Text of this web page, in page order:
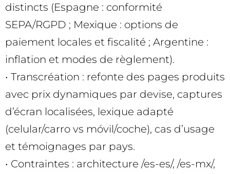
distincts (Espagne : conformité
SEPA/RGPD ; Mexique : options de
paiement locales et fiscalité ; Argentine :
inflation et modes de règlement).
• Transcréation : refonte des pages produits
avec prix dynamiques par devise, captures
d’écran localisées, lexique adapté
(celular/carro vs móvil/coche), cas d’usage
et témoignages par pays.
• Contraintes : architecture /es-es/, /es-mx/,